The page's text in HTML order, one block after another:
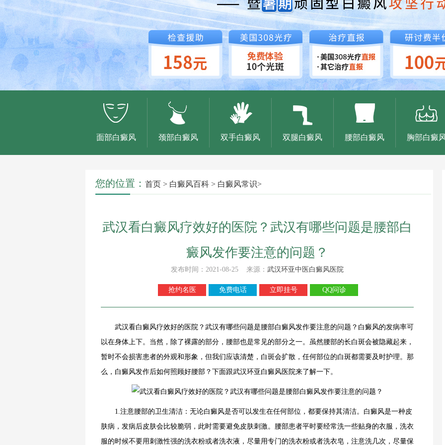
面部白癜风 颈部白癜风 双手白癜风 双腿白癜风 腰部白癜风 胸部白癜
您的位置： 首页 > 白癜风百科 > 白癜风常识>
武汉看白癜风疗效好的医院？武汉有哪些问题是腰部白
癜风发作要注意的问题？
发布时间：2021-08-25 来源： 武汉环亚中医白癜风医院
抢约名医 免费电话 立即挂号 QQ问诊
武汉看白癜风疗效好的医院？武汉有哪些问题是腰部白癜风发作要注意的问题？白癜风的发病率可
以在身体上下。当然，除了裸露的部分，腰部也是常见的部分之一。虽然腰部的长白斑会被隐藏起来，
暂时不会损害患者的外观和形象，但我们应该清楚，白斑会扩散，任何部位的白斑都需要及时护理。那
么，白癜风发作后如何照顾好腰部？下面跟武汉环亚白癜风医院来了解一下。
1.注意腰部的卫生清洁：无论白癜风是否可以发生在任何部位，都要保持其清洁。白癜风是一种皮
肤病，发病后皮肤会比较脆弱，此时需要避免皮肤刺激。腰部患者平时要经常洗一些贴身的衣服，洗衣
服的时候不要用刺激性强的洗衣粉或者洗衣液，尽量用专门的洗衣粉或者洗衣皂，注意洗几次，尽量保